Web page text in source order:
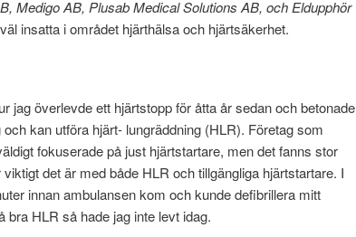
Medigo AB, Plusab Medical Solutions AB, och Eldupphör
insatta i området hjärthälsa och hjärtsäkerhet.
jag överlevde ett hjärtstopp för åtta år sedan och betonade
kan utföra hjärt- lungräddning (HLR). Företag som
fokuserade på just hjärtstartare, men det fanns stor
det är med både HLR och tillgängliga hjärtstartare. I
innan ambulansen kom och kunde defibrillera mitt
bra HLR så hade jag inte levt idag.